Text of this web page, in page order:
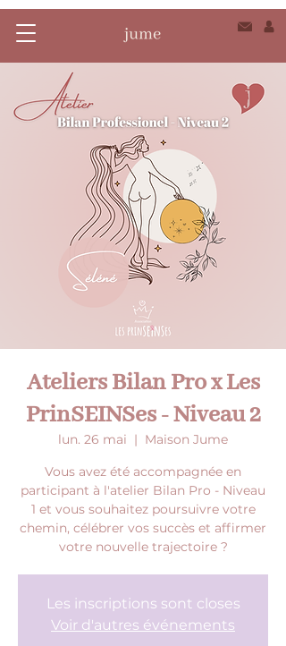
Ateliers Bilan Pro x Les
PrinSEINSes - Niveau 2
lun. 26 mai
  |
Maison Jume
Vous avez été accompagnée en
participant à l'atelier Bilan Pro - Niveau
1 et vous souhaitez poursuivre votre
chemin, célébrer vos succès et affirmer
votre nouvelle trajectoire ?
Les inscriptions sont closes
Voir d'autres événements